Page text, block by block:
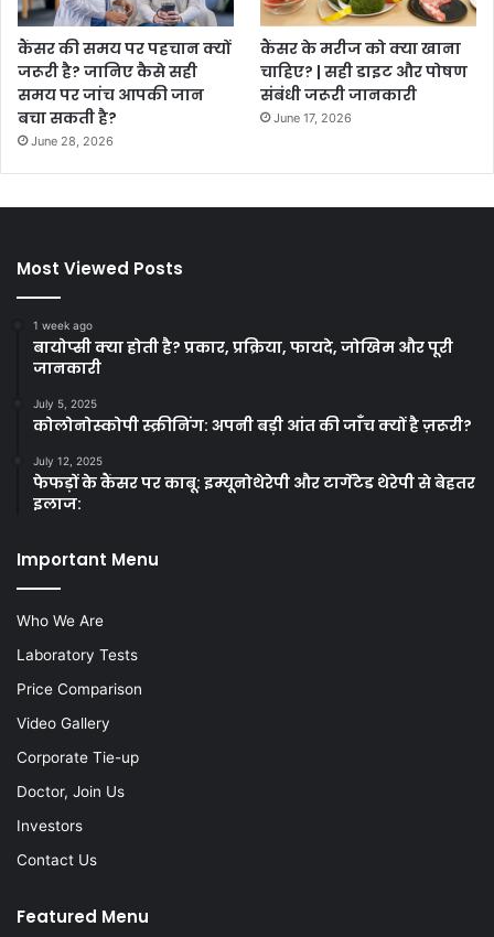
कैंसर की समय पर पहचान क्यों
जरूरी है? जानिए कैसे सही
समय पर जांच आपकी जान
बचा सकती है?
June 28, 2026
कैंसर के मरीज को क्या खाना
चाहिए? | सही डाइट और पोषण
संबंधी जरूरी जानकारी
June 17, 2026
Most Viewed Posts
1 week ago
बायोप्सी क्या होती है? प्रकार, प्रक्रिया, फायदे, जोखिम और पूरी
जानकारी
July 5, 2025
कोलोनोस्कोपी स्क्रीनिंग: अपनी बड़ी आंत की जाँच क्यों है ज़रूरी?
July 12, 2025
फेफड़ों के कैंसर पर काबू: इम्यूनोथेरेपी और टार्गेटेड थेरेपी से बेहतर
इलाज:
Important Menu
Who We Are
Laboratory Tests
Price Comparison
Video Gallery
Corporate Tie-up
Doctor, Join Us
Investors
Contact Us
Featured Menu